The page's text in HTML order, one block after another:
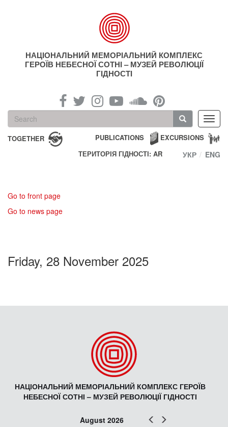
НАЦІОНАЛЬНИЙ МЕМОРІАЛЬНИЙ КОМПЛЕКС
ГЕРОЇВ НЕБЕСНОЇ СОТНІ – МУЗЕЙ РЕВОЛЮЦІЇ
ГІДНОСТІ
Search
form
Search
TOGETHER EXCURSIONS
PUBLICATIONS
ТЕРИТОРІЯ ГІДНОСТІ: AR
УКР ENG
Go to front page
Go to news page
Friday, 28 November 2025
НАЦІОНАЛЬНИЙ МЕМОРІАЛЬНИЙ КОМПЛЕКС ГЕРОЇВ
НЕБЕСНОЇ СОТНІ – МУЗЕЙ РЕВОЛЮЦІЇ ГІДНОСТІ
Prev
August 2026